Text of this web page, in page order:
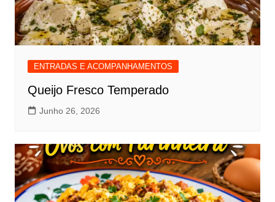
ENTRADAS E ACOMPANHAMENTOS
Queijo Fresco Temperado
Junho 26, 2026